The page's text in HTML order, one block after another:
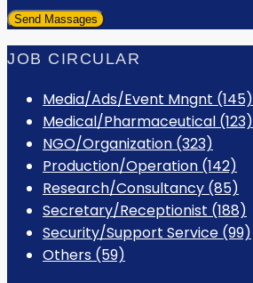
JOB CIRCULAR
Media/Ads/Event Mngnt (145)
Medical/Pharmaceutical (123)
NGO/Organization (323)
Production/Operation (142)
Research/Consultancy (85)
Secretary/Receptionist (188)
Security/Support Service (99)
Others (59)